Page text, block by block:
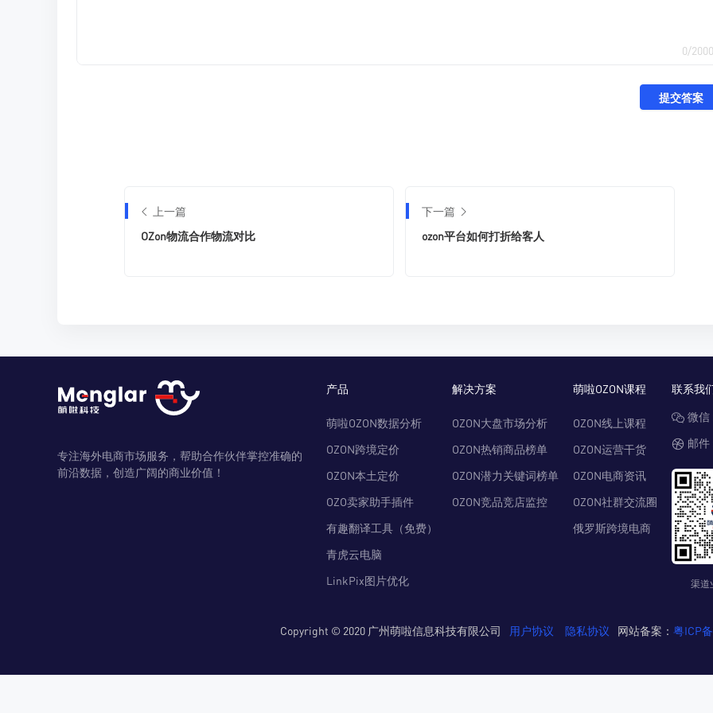
0/2000
提交答案
上一篇
OZon物流合作物流对比
下一篇
ozon平台如何打折给客人
专注海外电商市场服务，帮助合作伙伴掌控准确的
前沿数据，创造广阔的商业价值！
产品
萌啦OZON数据分析
OZON跨境定价
OZON本土定价
OZO卖家助手插件
有趣翻译工具（免费）
青虎云电脑
LinkPix图片优化
解决方案
OZON大盘市场分析
OZON热销商品榜单
OZON潜力关键词榜单
OZON竞品竞店监控
萌啦OZON课程
OZON线上课程
OZON运营干货
OZON电商资讯
OZON社群交流圈
俄罗斯跨境电商
联系我
微
邮
渠道
Copyright © 2020 广州萌啦信息科技有限公司 用户协议 隐私协议 网站备案： 粤ICP